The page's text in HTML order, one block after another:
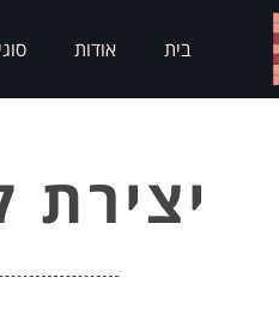
בית אודות